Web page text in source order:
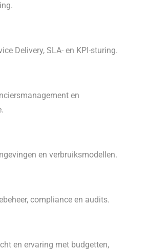
Delivery, SLA- en KPI-sturing.
en
en verbruiksmodellen.
compliance en audits.
en ervaring met budgetten,